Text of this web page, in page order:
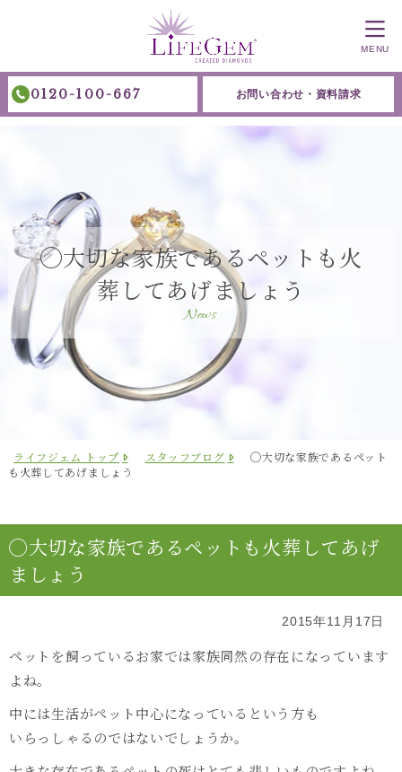
0120-100-667 お問い合わせ・資料請求
MENU
◯大切な家族であるペットも火
葬してあげましょう
News
ライフジェム トップ スタッフブログ
◯大切な家族であるペット
も火葬してあげましょう
◯大切な家族であるペットも火葬してあげ
ましょう
2015年11月17日
ペットを飼っているお家では家族同然の存在になっています
よね。
中には生活がペット中心になっているという方も
いらっしゃるのではないでしょうか。